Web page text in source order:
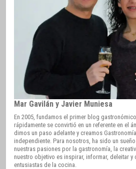
Mar Gavilán y Javier Muniesa
En 2005, fundamos el primer blog
rápidamente se convirtió en un referente en el
dimos un paso adelante y creamos
independiente. Para nosotros, ha sido un
nuestras pasiones por la gastronomía, la
nuestro objetivo es inspirar, informar, deleitar
entusiastas de la cocina.